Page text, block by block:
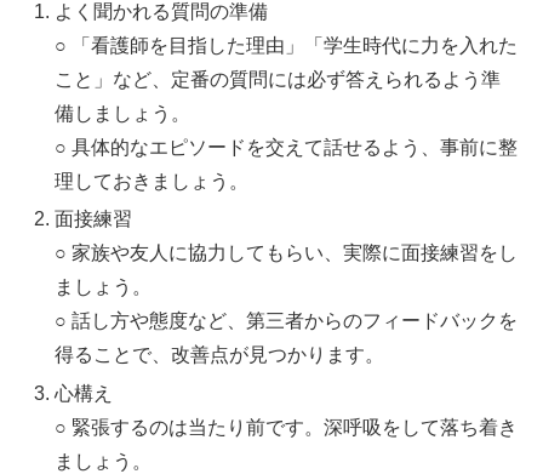
よく聞かれる質問の準備
○ 「看護師を目指した理由」「学生時代に力を入れた
こと」など、定番の質問には必ず答えられるよう準
備しましょう。
○ 具体的なエピソードを交えて話せるよう、事前に整
理しておきましょう。
面接練習
○ 家族や友人に協力してもらい、実際に面接練習をし
ましょう。
○ 話し方や態度など、第三者からのフィードバックを
得ることで、改善点が見つかります。
心構え
○ 緊張するのは当たり前です。深呼吸をして落ち着き
ましょう。